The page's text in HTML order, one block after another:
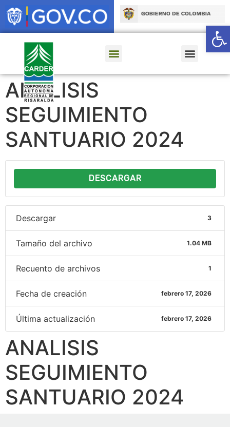
ANALISIS
SEGUIMIENTO
SANTUARIO 2024
DESCARGAR
Descargar 3
Tamaño del archivo 1.04 MB
Recuento de archivos 1
Fecha de creación febrero 17, 2026
Última actualización febrero 17, 2026
ANALISIS
SEGUIMIENTO
SANTUARIO 2024